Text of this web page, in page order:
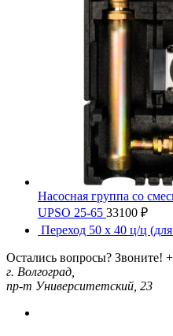
Насосная группа со
UPSO 25-65 33100 ₽
Переход 50 x 40 ц/ц
Остались вопросы? Звоните!
г. Волгоград,
пр-т Университетский, 23